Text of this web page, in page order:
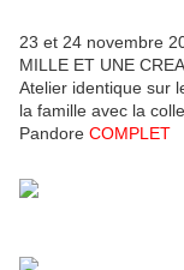
23 et 24 novembre
MILLE ET UNE
Atelier identique sur
la famille avec la
Pandore COMPLET